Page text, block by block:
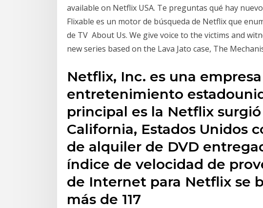
available on Netflix USA. Te preguntas qué hay
Flixable es un motor de búsqueda de Netflix que
de TV About Us. We give voice to the victims and
new series based on the Lava Jato case, The
Netflix, Inc. es una
entretenimiento
principal es la Netflix surgió
California, Estados Unidos
de alquiler de DVD
índice de velocidad de
de Internet para Netflix se
más de 117